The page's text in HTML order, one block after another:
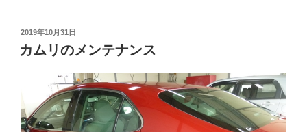
投
稿
日:
2019年10月31日
カムリのメンテナンス